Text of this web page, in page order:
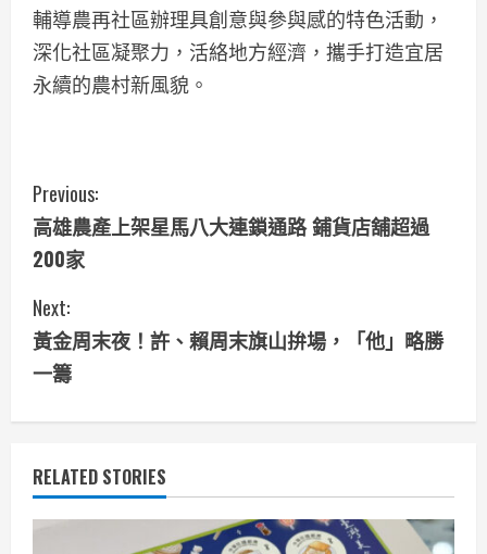
輔導農再社區辦理具創意與參與感的特色活動，
深化社區凝聚力，活絡地方經濟，攜手打造宜居
永續的農村新風貌。
C
o
n
t
i
n
u
e
Previous:
高雄農產上架星馬八大連鎖通路 鋪貨店舖超過
200家
Next:
黃金周末夜！許、賴周末旗山拚場，「他」略勝
一籌
RELATED STORIES